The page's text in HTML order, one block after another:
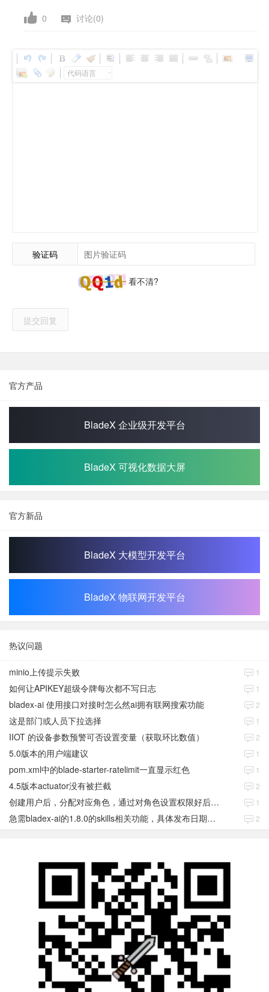
0 讨论(0)
代码语言
验证码
看不清?
提交回复
官方产品
BladeX 企业级开发平台
BladeX 可视化数据大屏
官方新品
BladeX 大模型开发平台
BladeX 物联网开发平台
热议问题
minio上传提示失败 1
如何让APIKEY超级令牌每次都不写日志 1
bladex-ai 使用接口对接时怎么然ai拥有联网搜索功能 2
这是部门或人员下拉选择 1
IIOT 的设备参数预警可否设置变量（获取环比数值） 2
5.0版本的用户端建议 1
pom.xml中的blade-starter-ratelimit一直显示红色 1
4.5版本actuator没有被拦截 2
创建用户后，分配对应角色，通过对角色设置权限好后，登录当前用户后。查看不到当前已分配对应角色权限数据 1
急需bladex-ai的1.8.0的skills相关功能，具体发布日期是多少号 2